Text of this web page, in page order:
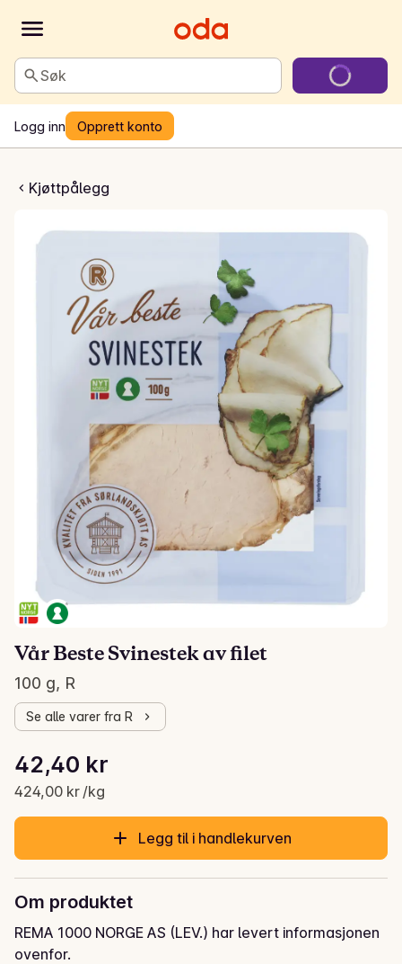
Søk
Logg inn Opprett konto
Kjøttpålegg
av filet
Vår Beste Svinestek av filet
100 g, R
Se alle varer fra R
Gjeldende pris er: 42,40 kr
42,40 kr
424,00 kr /kg
Stykkpris: 424,00 kr /kg
Legg til i handlekurven
Om produktet
REMA 1000 NORGE AS (LEV.) har levert informasjonen
ovenfor.